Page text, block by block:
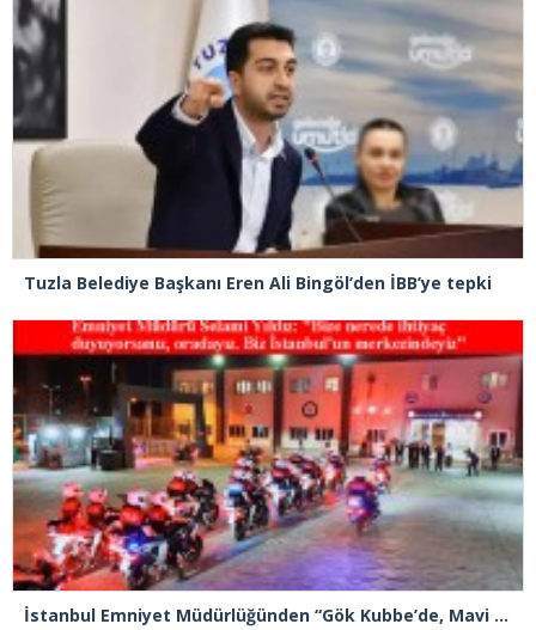
Tuzla Belediye Başkanı Eren Ali Bingöl’den İBB’ye tepki
İstanbul Emniyet Müdürlüğünden “Gök Kubbe’de, Mavi Vatan’da, Şanlı Topraklarda: İstanbul Emniyeti Her Yerde” paylaşımı